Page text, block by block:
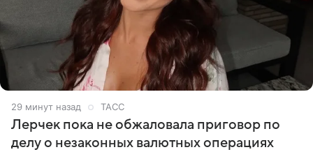
29 минут назад ТАСС
Лерчек пока не обжаловала приговор по
делу о незаконных валютных операциях